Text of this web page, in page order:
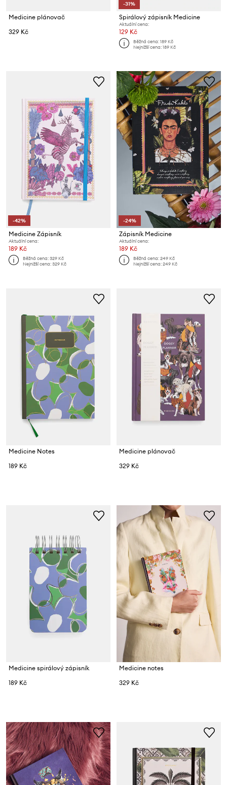
Medicine plánovač
329 Kč
-31%
Spirálový zápisník Medicine
Aktuální cena:
129 Kč
Běžná cena:189 Kč
Nejnižší cena:189 Kč
-42%
Medicine Zápisník
Aktuální cena:
189 Kč
Běžná cena:329 Kč
Nejnižší cena:329 Kč
-24%
Zápisník Medicine
Aktuální cena:
189 Kč
Běžná cena:249 Kč
Nejnižší cena:249 Kč
Medicine Notes
189 Kč
Medicine plánovač
329 Kč
Medicine spirálový zápisník
189 Kč
Medicine notes
329 Kč